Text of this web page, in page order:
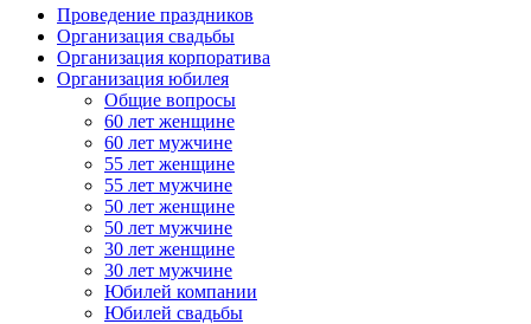
Проведение праздников
Организация свадьбы
Организация корпоратива
Организация юбилея
Общие вопросы
60 лет женщине
60 лет мужчине
55 лет женщине
55 лет мужчине
50 лет женщине
50 лет мужчине
30 лет женщине
30 лет мужчине
Юбилей компании
Юбилей свадьбы